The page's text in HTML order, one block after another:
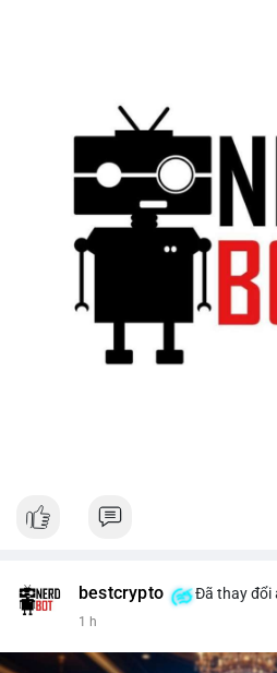
bestcrypto Đã thay đổi
1 h